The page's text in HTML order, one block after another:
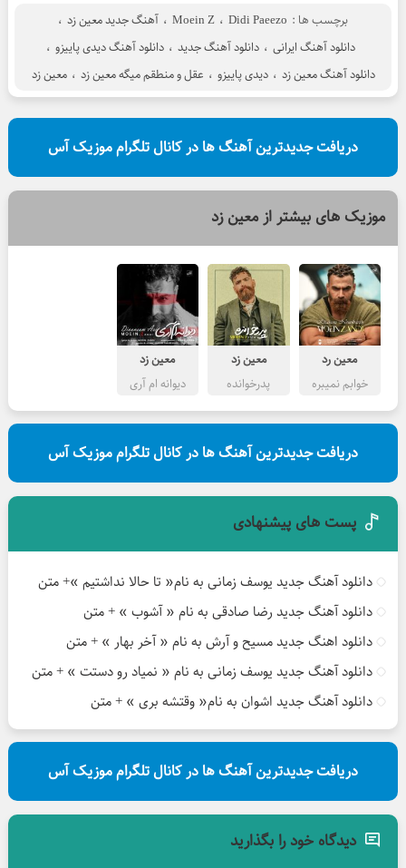
برچسب ها : Didi Paeezo ، Moein Z ، آهنگ جدید معین زد ،
دانلود آهنگ ایرانی ، دانلود آهنگ جدید ، دانلود آهنگ دیدی پاییزو ،
دانلود آهنگ معین زد ، دیدی پاییزو ، عقل و منطقم میگه معین زد ، معین زد
دریافت جدیدترین آهنگ ها در کانال تلگرام موزیک آس
موزیک های بیشتر ازمعین زد
معین رد
خوابم نمیبره
معین زد
پدرخوانده
معین زد
دیوانه ام آری
دریافت جدیدترین آهنگ ها در کانال تلگرام موزیک آس
پست های پیشنهادی
دانلود آهنگ جدید یوسف زمانی به نام« تا حالا نداشتیم »+ متن
دانلود آهنگ جدید رضا صادقی به نام « آشوب » + متن
دانلود اهنگ جدید مسیح و آرش به نام « آخر بهار » + متن
دانلود آهنگ جدید یوسف زمانی به نام « نمیاد رو دستت » + متن
دانلود آهنگ جدید اشوان به نام« وقتشه بری » + متن
دریافت جدیدترین آهنگ ها در کانال تلگرام موزیک آس
دیدگاه خود را بگذارید